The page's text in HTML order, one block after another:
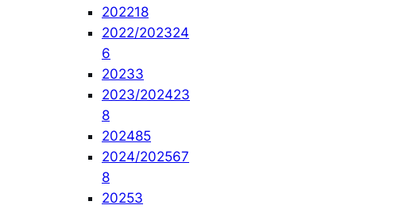
202218
2022/202324
6
20233
2023/202423
8
202485
2024/202567
8
20253